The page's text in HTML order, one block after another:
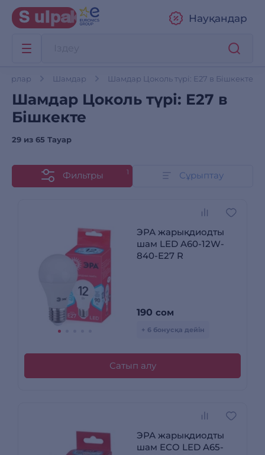
Науқандар
Шамдар Шамдар Цоколь түрі: E27 в Бішкекте
Шамдар Цоколь түрі: E27 в
Бішкекте
29 из 65 Тауар
Фильтры 1 Сұрыптау
ЭРА жарықдиодты
шам LED A60-12W-
840-E27 R
190 сом
+ 6 бонусқа дейін
Сатып алу
ЭРА жарықдиодты
шам ECO LED A65-